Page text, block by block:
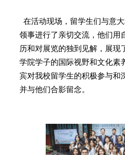
在活动现场，留学生们与意
领事进行了亲切交流，他们用
历和对展览的独到见解，展现
学院学子的国际视野和文化素
宾对我校留学生的积极参与和
并与他们合影留念。